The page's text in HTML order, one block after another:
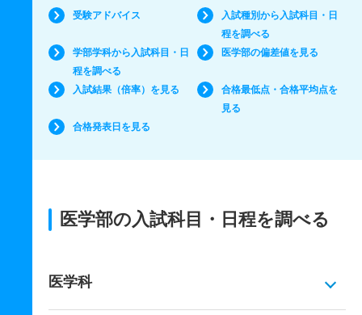
受験アドバイス
入試種別から入試科目・日
程を調べる
学部学科から入試科目・日
程を調べる
医学部の偏差値を見る
入試結果（倍率）を見る
合格最低点・合格平均点を
見る
合格発表日を見る
医学部の入試科目・日程を調べる
医学科